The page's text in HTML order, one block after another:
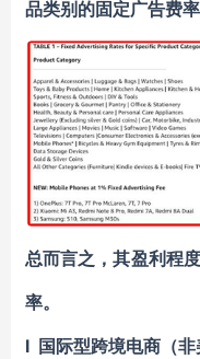
品类别的固定广告费
总而言之，其盈利程
率。
l 国际型跨境电商（